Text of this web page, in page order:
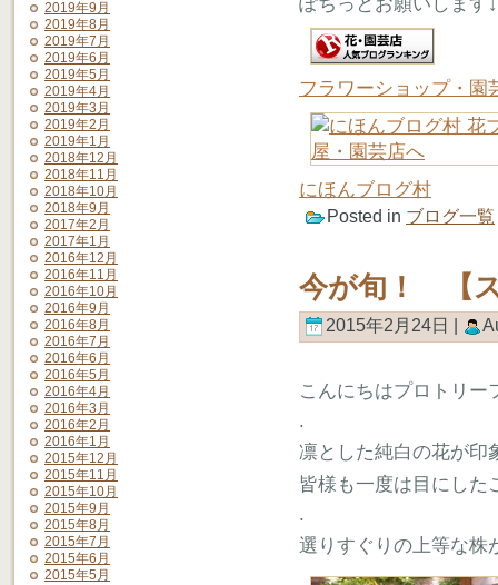
2019年9月
2019年8月
2019年7月
2019年6月
2019年5月
2019年4月
2019年3月
2019年2月
2019年1月
2018年12月
2018年11月
2018年10月
2018年9月
2017年2月
2017年1月
2016年12月
2016年11月
2016年10月
2016年9月
2016年8月
2016年7月
2016年6月
2016年5月
2016年4月
2016年3月
2016年2月
2016年1月
2015年12月
2015年11月
2015年10月
2015年9月
2015年8月
2015年7月
2015年6月
2015年5月
フラワーショップ・園
にほんブログ村
Posted in ブログ一覧
今が旬！ 【
2015年2月24日 |
こんにちはプロトリー
.
凛とした純白の花が印
皆様も一度は目にした
.
選りすぐりの上等な株